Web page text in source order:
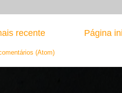
recente Página
(Atom)